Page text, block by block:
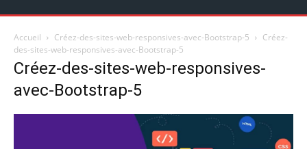
Accueil Créez-des-sites-web-responsives-avec-Bootstrap-5
Créez-
des-sites-web-responsives-avec-Bootstrap-5
Créez-des-sites-web-responsives-
avec-Bootstrap-5